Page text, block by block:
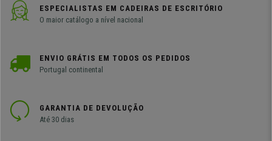
ESPECIALISTAS EM CADEIRAS DE ESCRITÓRIO
O maior catálogo a nível nacional
ENVIO GRÁTIS EM TODOS OS PEDIDOS
Portugal continental
GARANTIA DE DEVOLUÇÃO
Até 30 dias